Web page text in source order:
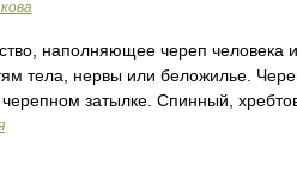
наполняющее череп человека
тела, нервы или беложилье.
черепном затылке. Спинный,